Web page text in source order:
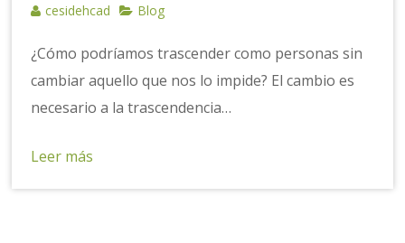
cesidehcad Blog
¿Cómo podríamos trascender como personas sin
cambiar aquello que nos lo impide? El cambio es
necesario a la trascendencia…
Leer más